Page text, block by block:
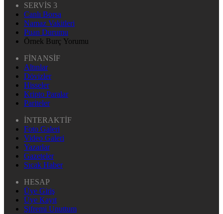
SERVİS 3
Canlı Borsa
Namaz Vakitleri
Puan Durumu
Örnek Burç Yorumu
FİNANSİF
Altınlar
Dövizler
Hisseler
Kripto Paralar
Pariteler
İNTERAKTİF
Foto Galeri
Video Galeri
Yazarlar
Gazeteler
Sıcak Haber
HESAP
Üye Giriş
Üye Kayıt
Şifremi Unuttum